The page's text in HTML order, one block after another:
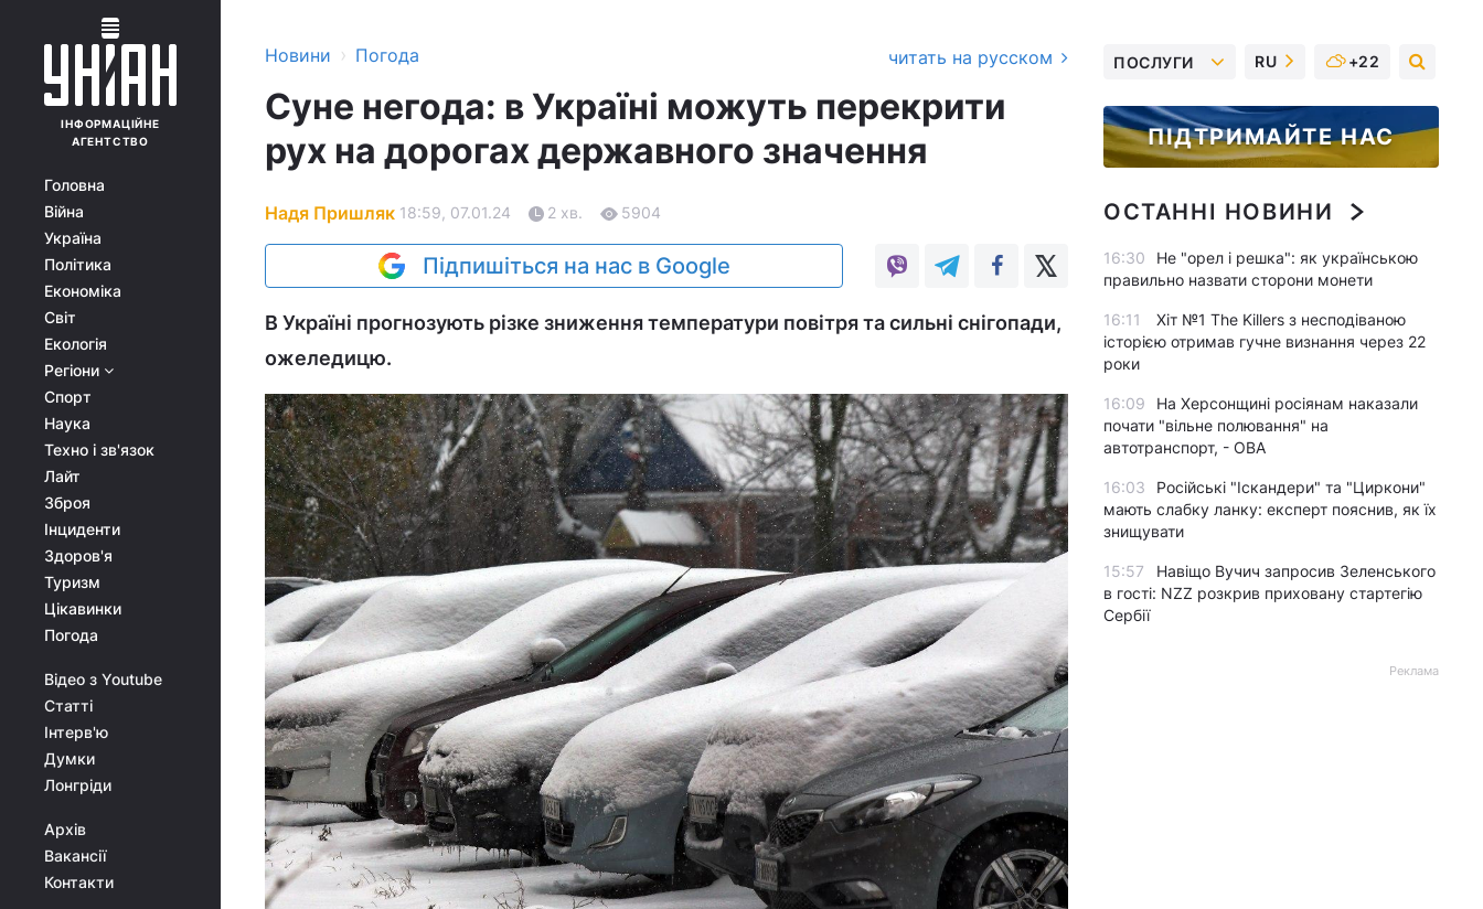
ІНФОРМАЦІЙНЕ
АГЕНТСТВО
Головна
Війна
Україна
Політика
Економіка
Світ
Екологія
Регіони
Спорт
Наука
Техно і зв'язок
Лайт
Зброя
Інциденти
Здоров'я
Туризм
Цікавинки
Погода
Відео з Youtube
Статті
Інтерв'ю
Думки
Лонгріди
Архів
Вакансії
Контакти
Новини › Погода читать на русском
Суне негода: в Україні можуть перекрити
рух на дорогах державного значення
Надя Пришляк 18:59, 07.01.24 2 хв. 5904
Підпишіться на нас в Google
В Україні прогнозують різке зниження температури повітря та сильні снігопади,
ожеледицю.
ПОСЛУГИ RU +22
ПІДТРИМАЙТЕ НАС
ОСТАННІ НОВИНИ
16:30
Не "орел і решка": як українською
правильно назвати сторони монети
16:11
Хіт №1 The Killers з несподіваною
історією отримав гучне визнання через 22
роки
16:09
На Херсонщині росіянам наказали
почати "вільне полювання" на
автотранспорт, - ОВА
16:03
Російські "Іскандери" та "Циркони"
мають слабку ланку: експерт пояснив, як їх
знищувати
15:57
Навіщо Вучич запросив Зеленського
в гості: NZZ розкрив приховану стартегію
Сербії
Реклама